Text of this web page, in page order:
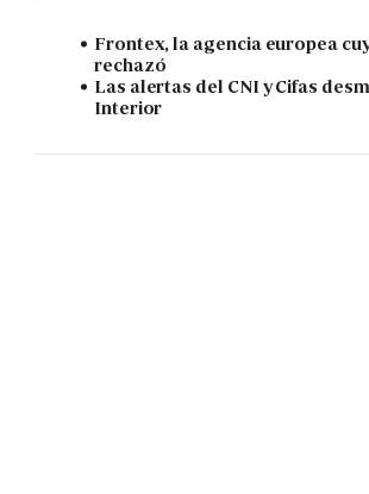
Frontex, la agencia europea
rechazó
Las alertas del CNI y Cifas
Interior